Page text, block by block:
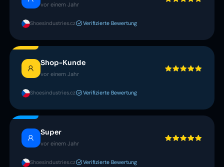
vor einem Jahr
Shoesindustries.cz Verifizierte Bewertung
Shop-Kunde
vor einem Jahr
Shoesindustries.cz Verifizierte Bewertung
Super
vor einem Jahr
Shoesindustries.cz Verifizierte Bewertung